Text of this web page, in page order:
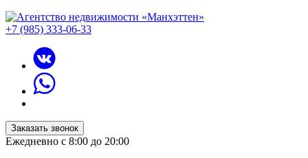
+7 (985) 333-06-33
Заказать звонок
Ежедневно с 8:00 до 20:00